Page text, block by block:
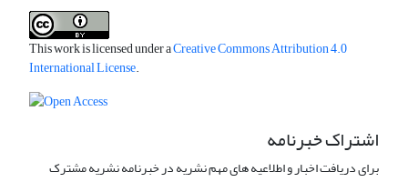
This work is licensed under aCreative Commons Attribution 4.0
International License.
اشتراک خبرنامه
برای دریافت اخبار و اطلاعیه های مهم نشریه در خبرنامه نشریه مشترک